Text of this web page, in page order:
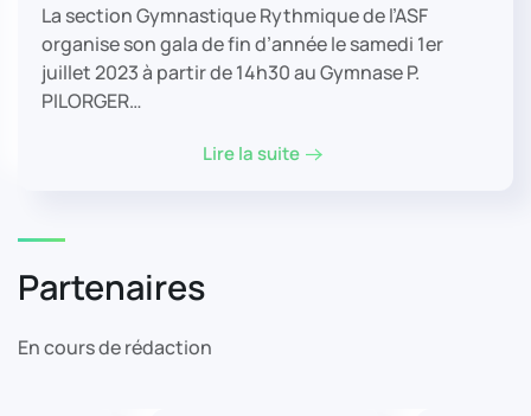
La section Gymnastique Rythmique de l’ASF
organise son gala de fin d’année le samedi 1er
juillet 2023 à partir de 14h30 au Gymnase P.
PILORGER…
Lire la suite
Partenaires
En cours de rédaction